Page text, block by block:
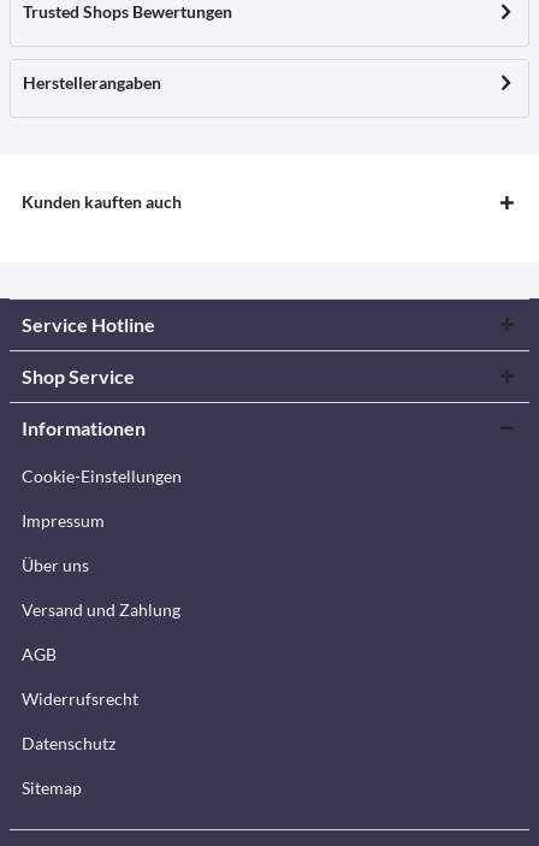
Trusted Shops Bewertungen
Herstellerangaben
Kunden kauften auch
Service Hotline
Shop Service
Informationen
Cookie-Einstellungen
Impressum
Über uns
Versand und Zahlung
AGB
Widerrufsrecht
Datenschutz
Sitemap